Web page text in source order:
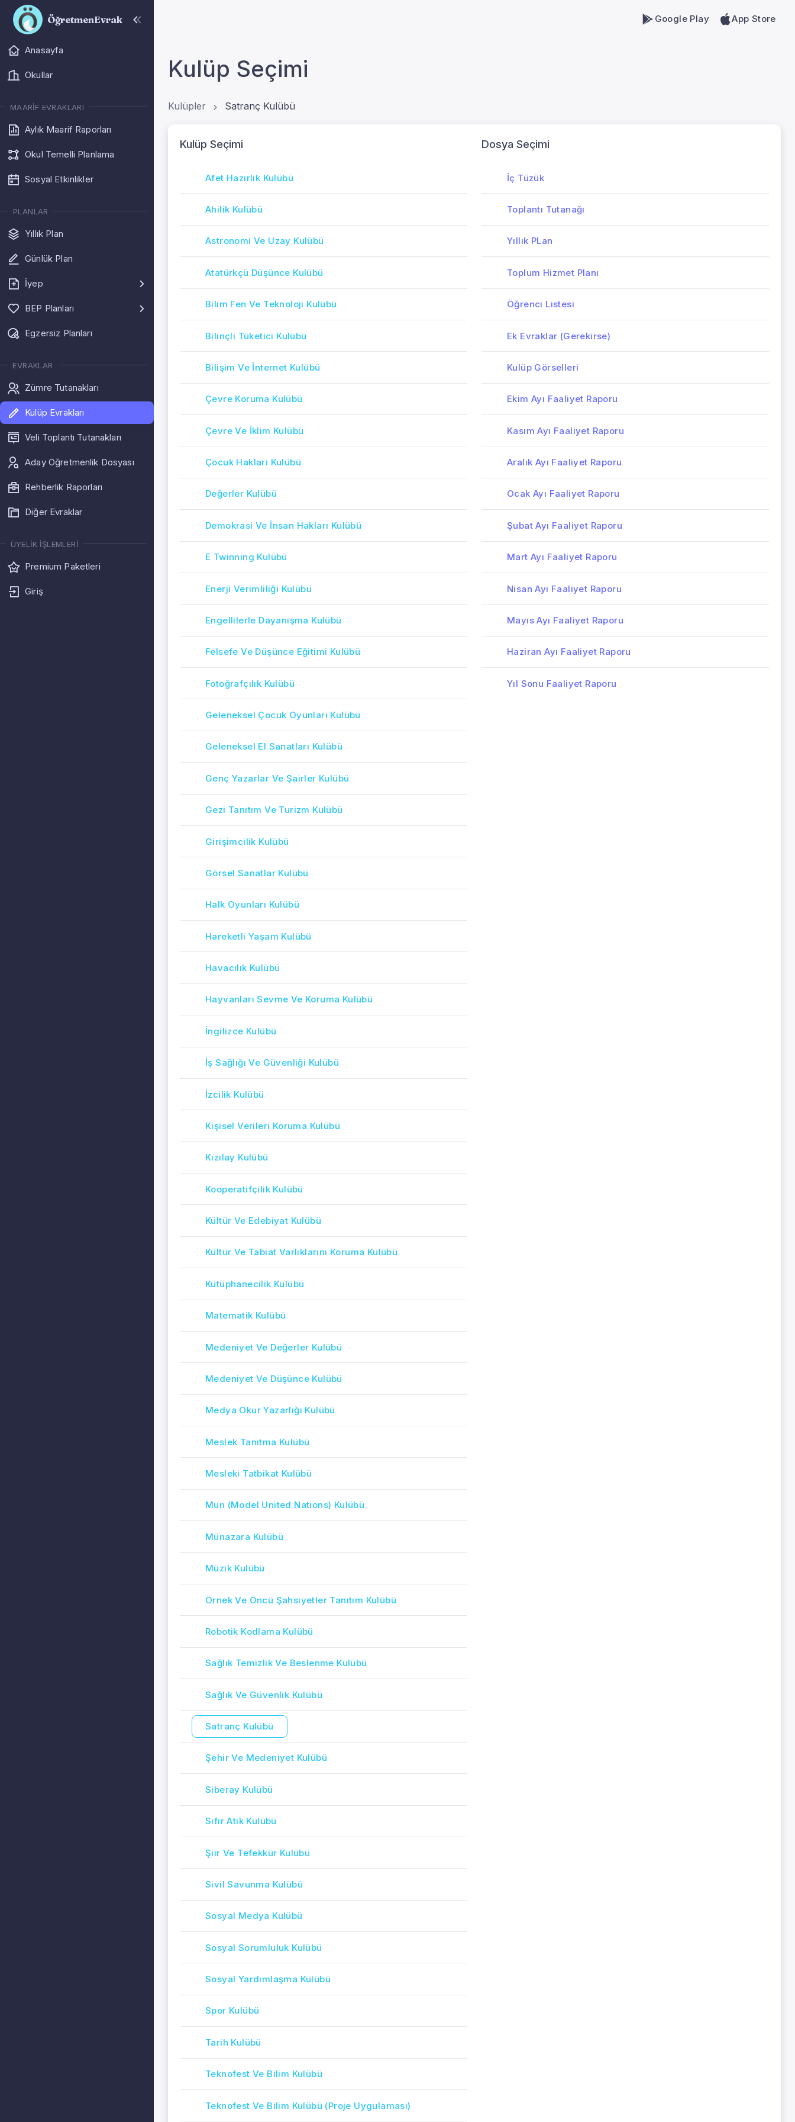
ÖğretmenEvrak
Anasayfa
Okullar
MAARIF EVRAKLARI
Aylık Maarif Raporları
Okul Temelli Planlama
Sosyal Etkinlikler
PLANLAR
Yıllık Plan
Günlük Plan
İyep
BEP Planları
Egzersiz Planları
EVRAKLAR
Zümre Tutanakları
Kulüp Evrakları
Veli Toplantı Tutanakları
Aday Öğretmenlik Dosyası
Rehberlik Raporları
Diğer Evraklar
ÜYELIK İŞLEMLERI
Premium Paketleri
Giriş
Google Play App Store
Kulüp Seçimi
Kulüpler Satranç Kulübü
Kulüp Seçimi
Afet Hazırlık Kulübü
Ahilik Kulübü
Astronomi Ve Uzay Kulübü
Atatürkçü Düşünce Kulübü
Bilim Fen Ve Teknoloji Kulübü
Bilinçli Tüketici Kulübü
Bilişim Ve İnternet Kulübü
Çevre Koruma Kulübü
Çevre Ve İklim Kulübü
Çocuk Hakları Kulübü
Değerler Kulübü
Demokrasi Ve İnsan Hakları Kulübü
E Twinning Kulübü
Enerji Verimliliği Kulübü
Engellilerle Dayanışma Kulübü
Felsefe Ve Düşünce Eğitimi Kulübü
Fotoğrafçılık Kulübü
Geleneksel Çocuk Oyunları Kulübü
Geleneksel El Sanatları Kulübü
Genç Yazarlar Ve Şairler Kulübü
Gezi Tanıtım Ve Turizm Kulübü
Girişimcilik Kulübü
Görsel Sanatlar Kulübü
Halk Oyunları Kulübü
Hareketli Yaşam Kulübü
Havacılık Kulübü
Hayvanları Sevme Ve Koruma Kulübü
İngilizce Kulübü
İş Sağlığı Ve Güvenliği Kulübü
İzcilik Kulübü
Kişisel Verileri Koruma Kulübü
Kızılay Kulübü
Kooperatifçilik Kulübü
Kültür Ve Edebiyat Kulübü
Kültür Ve Tabiat Varlıklarını Koruma Kulübü
Kütüphanecilik Kulübü
Matematik Kulübü
Medeniyet Ve Değerler Kulübü
Medeniyet Ve Düşünce Kulübü
Medya Okur Yazarlığı Kulübü
Meslek Tanıtma Kulübü
Mesleki Tatbikat Kulübü
Mun (Model United Nations) Kulübü
Münazara Kulübü
Müzik Kulübü
Örnek Ve Öncü Şahsiyetler Tanıtım Kulübü
Robotik Kodlama Kulübü
Sağlık Temizlik Ve Beslenme Kulübü
Sağlık Ve Güvenlik Kulübü
Satranç Kulübü
Şehir Ve Medeniyet Kulübü
Siberay Kulübü
Sıfır Atık Kulübü
Şiir Ve Tefekkür Kulübü
Sivil Savunma Kulübü
Sosyal Medya Kulübü
Sosyal Sorumluluk Kulübü
Sosyal Yardımlaşma Kulübü
Spor Kulübü
Tarih Kulübü
Teknofest Ve Bilim Kulübü
Teknofest Ve Bilim Kulübü (Proje Uygulaması)
Dosya Seçimi
İç Tüzük
Toplantı Tutanağı
Yıllık PLan
Toplum Hizmet Planı
Öğrenci Listesi
Ek Evraklar (Gerekirse)
Kulüp Görselleri
Ekim Ayı Faaliyet Raporu
Kasım Ayı Faaliyet Raporu
Aralık Ayı Faaliyet Raporu
Ocak Ayı Faaliyet Raporu
Şubat Ayı Faaliyet Raporu
Mart Ayı Faaliyet Raporu
Nisan Ayı Faaliyet Raporu
Mayıs Ayı Faaliyet Raporu
Haziran Ayı Faaliyet Raporu
Yıl Sonu Faaliyet Raporu